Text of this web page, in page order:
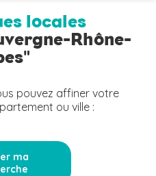
locales
Rhône-
pouvez affiner votre
ou ville :
ma